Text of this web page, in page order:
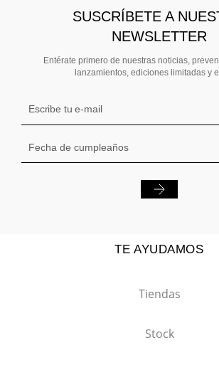
SUSCRÍBETE A
NEWSLETTER
Entérate primero de nuestras noticias,
lanzamientos, ediciones limitadas y
TE AYUDAMOS
Tiendas
Stock